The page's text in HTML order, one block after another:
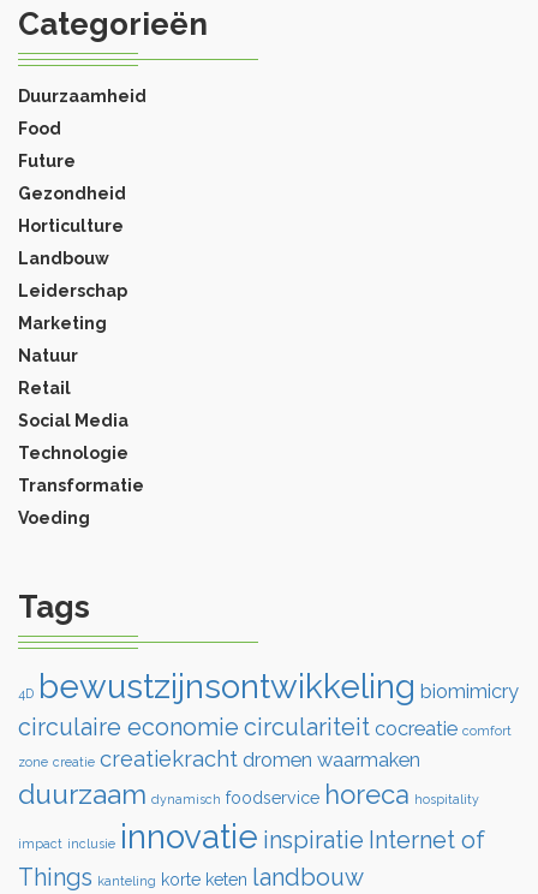
Categorieën
Duurzaamheid
Food
Future
Gezondheid
Horticulture
Landbouw
Leiderschap
Marketing
Natuur
Retail
Social Media
Technologie
Transformatie
Voeding
Tags
4D bewustzijnsontwikkeling biomimicry
circulaire economie circulariteit cocreatie comfort
zone creatie creatiekracht dromen waarmaken
duurzaam dynamisch foodservice horeca hospitality
impact inclusie innovatie inspiratie Internet of
Things kanteling korte keten landbouw